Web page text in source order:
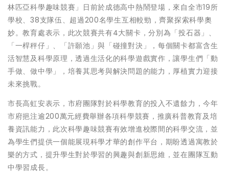
林匹亞科學趣味競賽」日前於成德高中熱鬧登場，來自全市19所
學校、38支隊伍、超過200名學生互相較勁，齊聚探索科學奧
妙。教育處表示，此次競賽共有4大關卡，分別為「投石器」、
「一桿秤仔」、「許願池」與「碰撞對決」，每個關卡都富含生
活智慧及科學原理，透過生活化的科學遊戲實作，讓學生們「動
手做、做中學」，培養其思考與解決問題的能力，厚植實力迎接
未來挑戰。
市長高虹安表示，市府團隊對於科學教育的投入不遺餘力，今年
市府挹注逾200萬元經費舉辦各項科學競賽，推廣科普教育及培
養資訊能力，此次科學趣味競賽有效增進校際間的科學交流，並
為學生們提供一個能展現科學才華的創作平台，期盼透過寓教於
樂的方式，提升學生對於學習的興趣與創新思維，並在團隊互動
中學習成長。